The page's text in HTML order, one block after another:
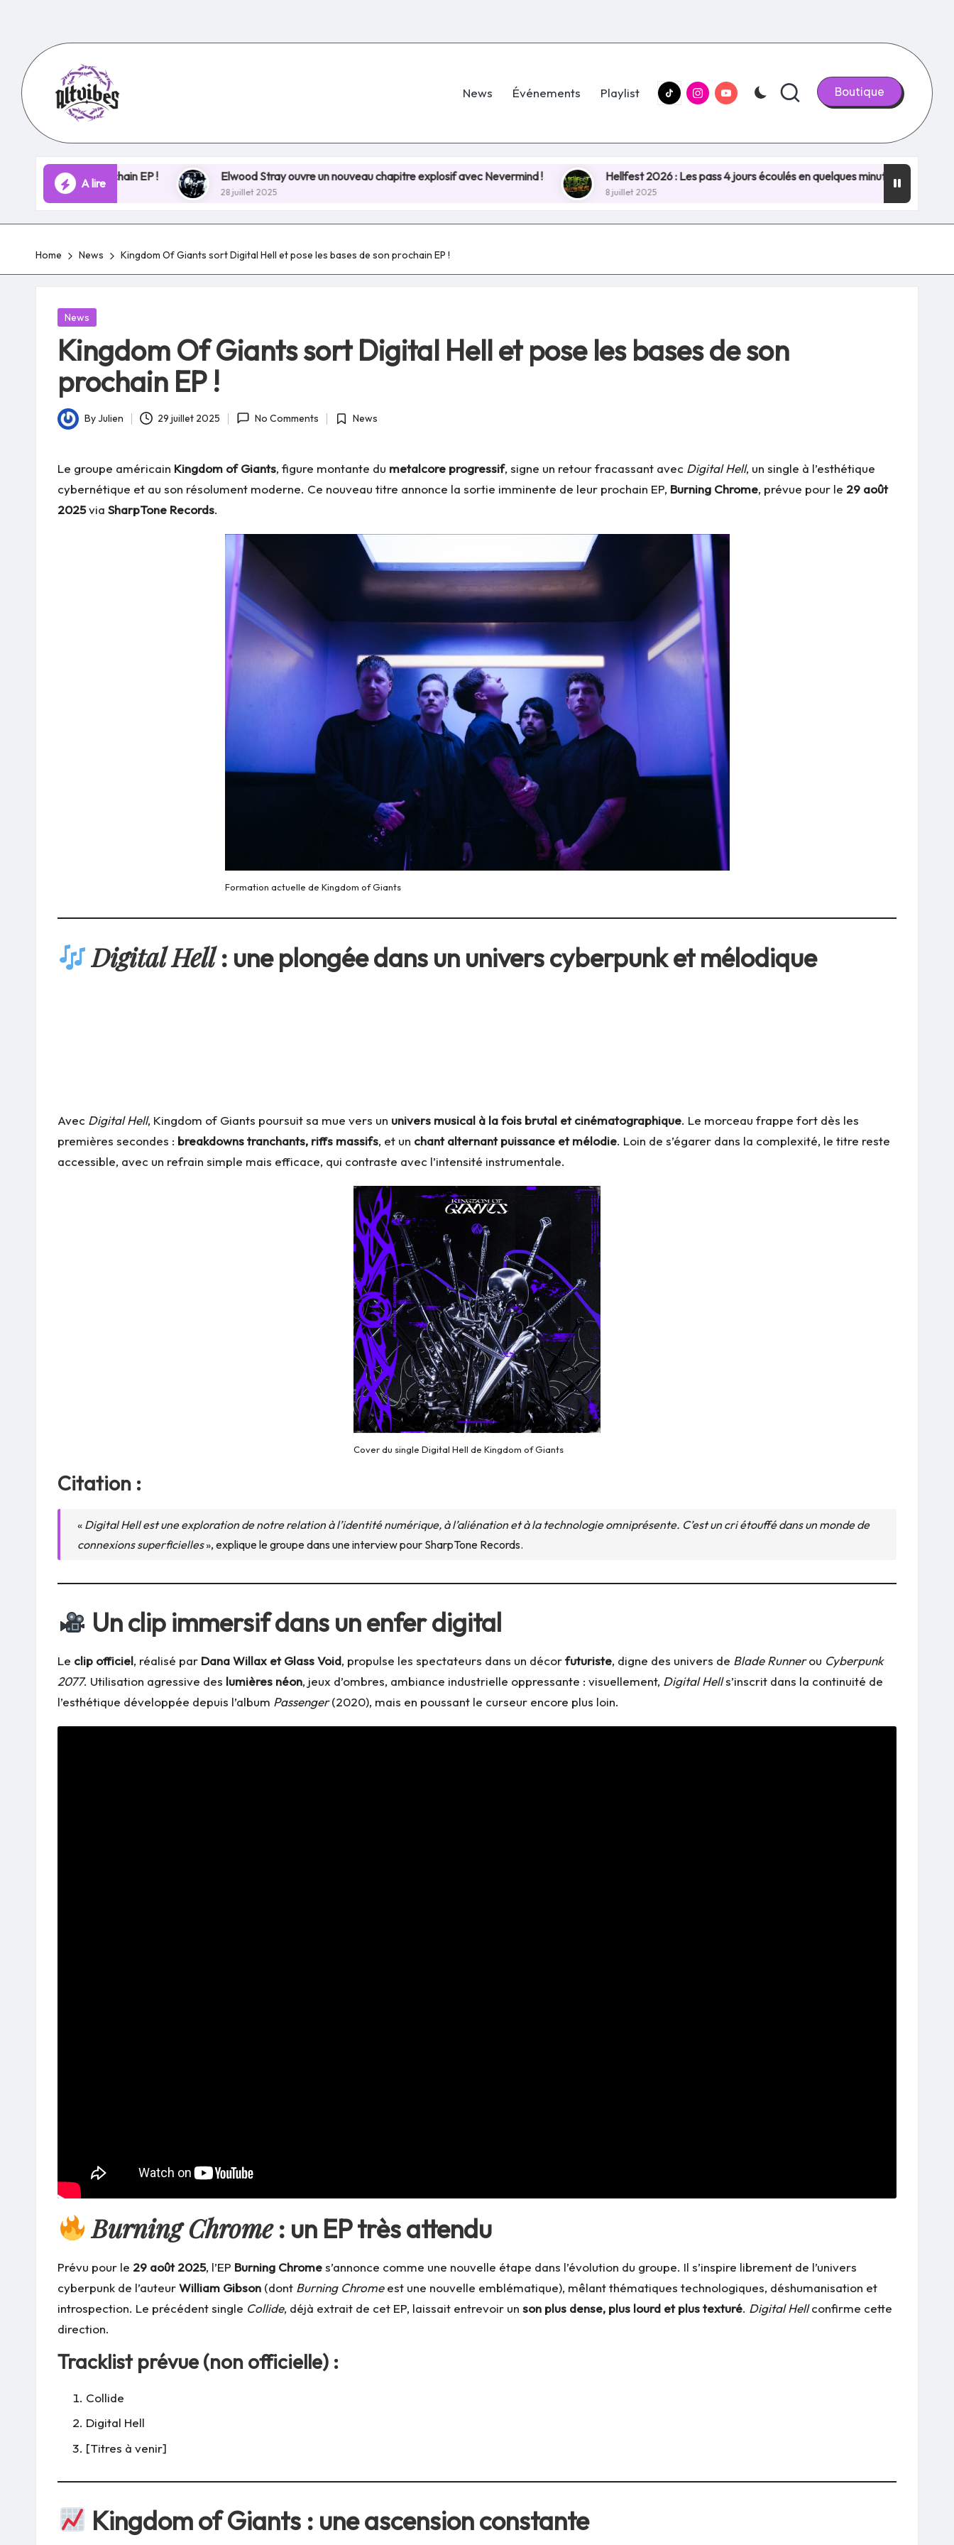
content
News
Événements Playlist tiktok.comInstagram.com
youtube.com Boutique
A lire
son prochain EP ! Elwood Stray ouvre un nouveau chapitre explosif avec Nevermind !
28 juillet 2025
Hellfest 2026 : Les pass 4 jours écoulés en quelques minutes, NOUVEAU RECORD
8 juillet 2025
Home News Kingdom Of Giants sort Digital Hell et pose les bases de son prochain EP !
Posted
News
Kingdom Of Giants sort Digital Hell et pose les bases de son
prochain EP !
Posted
ByJulien 29 juillet 2025 No Comments
Posted
News
Le groupe américain Kingdom of Giants, figure montante du metalcore progressif, signe un retour fracassant avec Digital Hell, un single à l’esthétique
cybernétique et au son résolument moderne. Ce nouveau titre annonce la sortie imminente de leur prochain EP, Burning Chrome, prévue pour le 29 août
2025via SharpTone Records.
Formation actuelle de Kingdom of Giants
Digital Hell: une plongée dans un univers cyberpunk et mélodique
Avec Digital Hell, Kingdom of Giants poursuit sa mue vers un univers musical à la fois brutal et cinématographique. Le morceau frappe fort dès les
premières secondes : breakdowns tranchants, riffs massifs, et un chant alternant puissance et mélodie. Loin de s’égarer dans la complexité, le titre reste
accessible, avec un refrain simple mais efficace, qui contraste avec l’intensité instrumentale.
Cover du single Digital Hell de Kingdom of Giants
Citation :
« Digital Hell est une exploration de notre relation à l’identité numérique, à l’aliénation et à la technologie omniprésente. C’est un cri étouffé dans un monde de
connexions superficielles», explique le groupe dans une interview pour SharpTone Records.
Un clip immersif dans un enfer digital
Le clip officiel, réalisé par Dana Willax et Glass Void, propulse les spectateurs dans un décorfuturiste, digne des univers de Blade Runnerou Cyberpunk
2077. Utilisation agressive des lumières néon, jeux d’ombres, ambiance industrielle oppressante : visuellement, Digital Hells’inscrit dans la continuité de
l’esthétique développée depuis l’album Passenger(2020), mais en poussant le curseur encore plus loin.
Burning Chrome: un EP très attendu
Prévu pour le 29 août 2025, l’EP Burning Chromes’annonce comme une nouvelle étape dans l’évolution du groupe. Il s’inspire librement de l’univers
cyberpunk de l’auteurWilliam Gibson (dont Burning Chromeest une nouvelle emblématique), mêlant thématiques technologiques, déshumanisation et
introspection. Le précédent single Collide, déjà extrait de cet EP, laissait entrevoir un son plus dense, plus lourd et plus texturé. Digital Hellconfirme cette
direction.
Tracklist prévue (non officielle) :
Collide
Digital Hell
[Titres à venir]
Kingdom of Giants : une ascension constante